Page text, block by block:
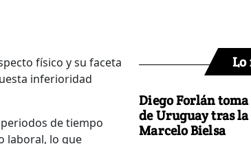
físico y su faceta
inferioridad
de tiempo
laboral, lo que
Lo
Diego Forlán
de Uruguay tras la
Marcelo Bielsa